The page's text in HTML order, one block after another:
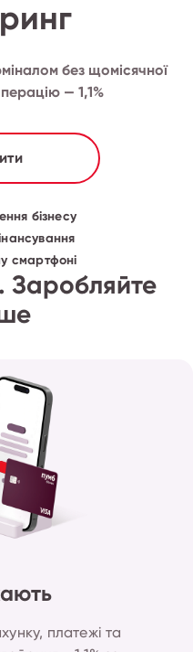
без щомісячної
— 1,1%
бізнесу
смартфоні
Заробляйте
платежі та